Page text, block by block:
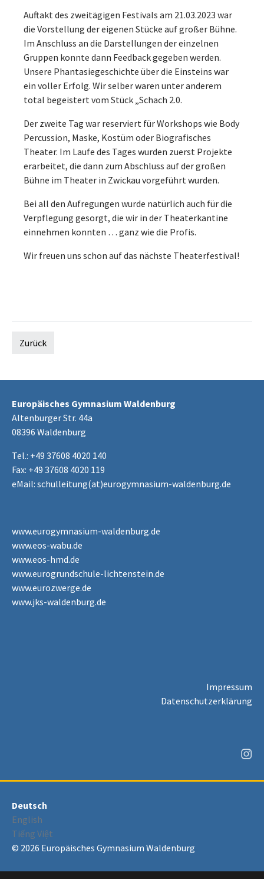
Auftakt des zweitägigen Festivals am 21.03.2023 war
die Vorstellung der eigenen Stücke auf großer Bühne.
Im Anschluss an die Darstellungen der einzelnen
Gruppen konnte dann Feedback gegeben werden.
Unsere Phantasiegeschichte über die Einsteins war
ein voller Erfolg. Wir selber waren unter anderem
total begeistert vom Stück „Schach 2.0.
Der zweite Tag war reserviert für Workshops wie Body
Percussion, Maske, Kostüm oder Biografisches
Theater. Im Laufe des Tages wurden zuerst Projekte
erarbeitet, die dann zum Abschluss auf der großen
Bühne im Theater in Zwickau vorgeführt wurden.
Bei all den Aufregungen wurde natürlich auch für die
Verpflegung gesorgt, die wir in der Theaterkantine
einnehmen konnten … ganz wie die Profis.
Wir freuen uns schon auf das nächste Theaterfestival!
Zurück
Europäisches Gymnasium Waldenburg
Altenburger Str. 44a
08396 Waldenburg
Tel.: +49 37608 4020 140
Fax: +49 37608 4020 119
eMail: schulleitung(at)eurogymnasium-waldenburg.de
www.eurogymnasium-waldenburg.de
www.eos-wabu.de
www.eos-hmd.de
www.eurogrundschule-lichtenstein.de
www.eurozwerge.de
www.jks-waldenburg.de
Impressum
Datenschutzerklärung
Deutsch
English
Tiếng Việt
© 2026 Europäisches Gymnasium Waldenburg